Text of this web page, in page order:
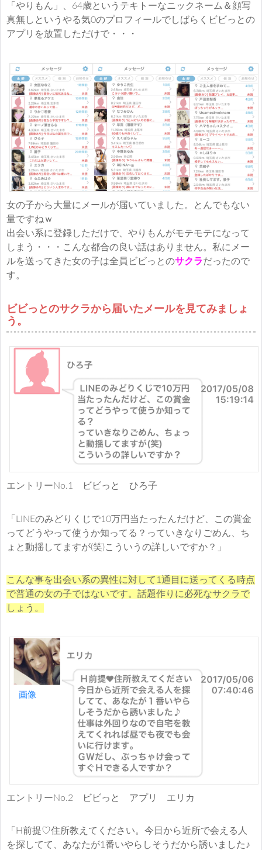
「やりもん」、64歳というテキトーなニックネーム＆顔写
真無しというやる気0のプロフィールでしばらくビビっとの
アプリを放置しただけで・・・
女の子から大量にメールが届いていました。とんでもない
量ですねｗ
出会い系に登録しただけで、やりもんがモテモテになって
しまう・・・こんな都合の良い話はありません。私にメー
ルを送ってきた女の子は全員ビビっとのサクラだったので
す。
ビビっとのサクラから届いたメールを見てみましょ
う。
エントリーNo.1 ビビっと ひろ子
「LINEのみどりくじで10万円当たったんだけど、この賞金
ってどうやって使うか知ってる？っていきなりごめん、ち
ょと動揺してますが(笑)こういうの詳しいですか？」
こんな事を出会い系の異性に対して1通目に送ってくる時点
で普通の女の子ではないです。話題作りに必死なサクラで
しょう。
エントリーNo.2 ビビっと アプリ エリカ
「H前提♡住所教えてください。今日から近所で会える人
を探してて、あなたが1番いやらしそうだから誘いました♪